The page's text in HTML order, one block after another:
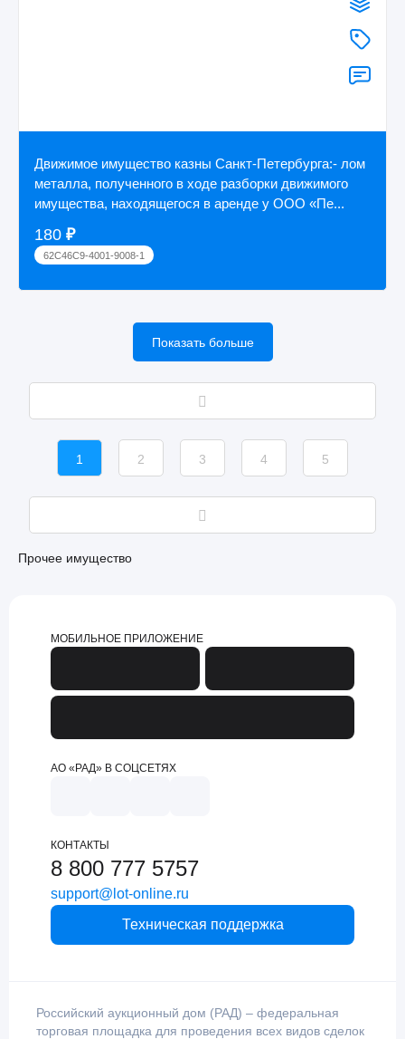
Движимое имущество казны Санкт-Петербурга:- лом
металла, полученного в ходе разборки движимого
имущества, находящегося в аренде у ООО «Пе...
180 ₽
62C46C9-4001-9008-1
Показать больше
1 2 3 4 5
Прочее имущество
МОБИЛЬНОЕ ПРИЛОЖЕНИЕ
АО «РАД» В СОЦСЕТЯХ
КОНТАКТЫ
8 800 777 5757
support@lot-online.ru
Техническая поддержка
Российский аукционный дом (РАД) – федеральная
торговая площадка для проведения всех видов сделок